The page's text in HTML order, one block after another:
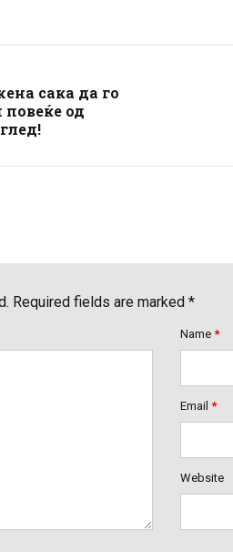
сака да го
од
Required fields are marked *
Name *
Email *
Website